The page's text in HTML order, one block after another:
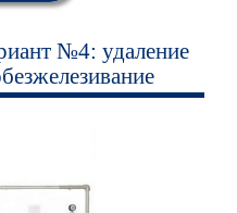
№4: удаление